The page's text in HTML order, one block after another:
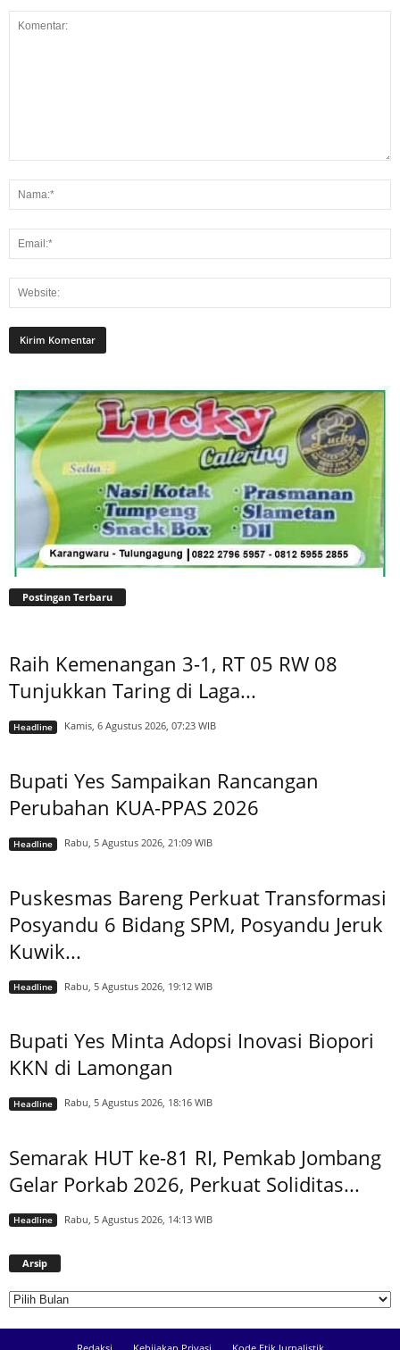
Postingan Terbaru
Raih Kemenangan 3-1, RT 05 RW 08
Tunjukkan Taring di Laga...
Headline Kamis, 6 Agustus 2026, 07:23 WIB
Bupati Yes Sampaikan Rancangan
Perubahan KUA-PPAS 2026
Headline Rabu, 5 Agustus 2026, 21:09 WIB
Puskesmas Bareng Perkuat Transformasi
Posyandu 6 Bidang SPM, Posyandu Jeruk
Kuwik...
Headline Rabu, 5 Agustus 2026, 19:12 WIB
Bupati Yes Minta Adopsi Inovasi Biopori
KKN di Lamongan
Headline Rabu, 5 Agustus 2026, 18:16 WIB
Semarak HUT ke-81 RI, Pemkab Jombang
Gelar Porkab 2026, Perkuat Soliditas...
Headline Rabu, 5 Agustus 2026, 14:13 WIB
Arsip